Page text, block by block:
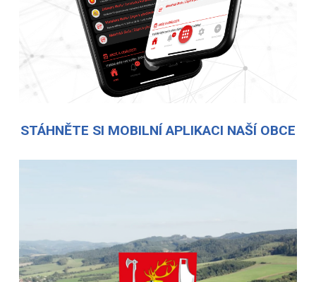
STÁHNĚTE SI MOBILNÍ APLIKACI NAŠÍ OBCE